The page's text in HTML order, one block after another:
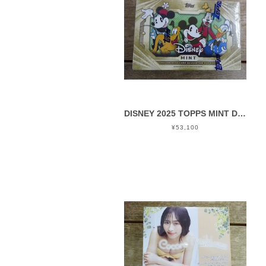
DISNEY 2025 TOPPS MINT DISNEY HOBBY 未開封 1BOX
¥53,100